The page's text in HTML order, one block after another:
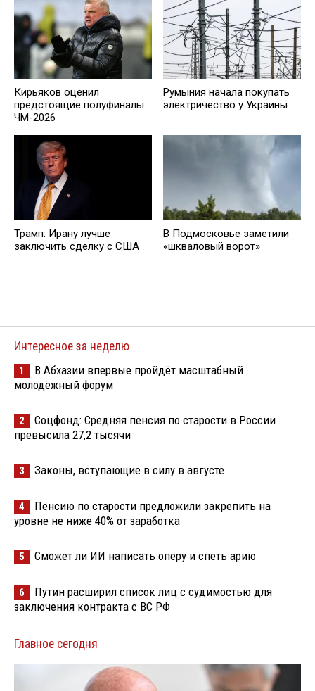
Кирьяков оценил
предстоящие полуфиналы
ЧМ-2026
Румыния начала покупать
электричество у Украины
Трамп: Ирану лучше
заключить сделку с США
В Подмосковье заметили
«шкваловый ворот»
Интересное за неделю
1
В Абхазии впервые пройдёт масштабный
молодёжный форум
2
Соцфонд: Средняя пенсия по старости в России
превысила 27,2 тысячи
3 Законы, вступающие в силу в августе
4
Пенсию по старости предложили закрепить на
уровне не ниже 40% от заработка
5 Сможет ли ИИ написать оперу и спеть арию
6
Путин расширил список лиц с судимостью для
заключения контракта с ВС РФ
Главное сегодня